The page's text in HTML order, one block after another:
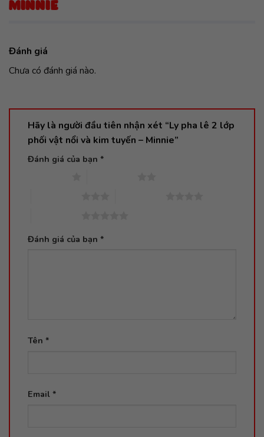
MINNIE
Đánh giá
Chưa có đánh giá nào.
Hãy là người đầu tiên nhận xét “Ly pha lê 2 lớp
phối vật nổi và kim tuyến – Minnie”
Đánh giá của bạn *
Đánh giá của bạn *
Tên *
Email *